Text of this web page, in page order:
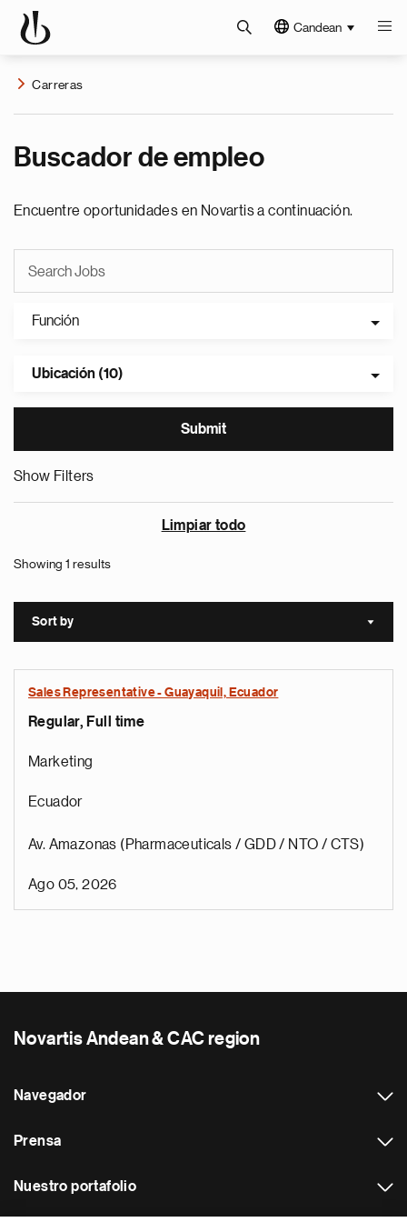
Candean
Carreras
Buscador de empleo
Encuentre oportunidades en Novartis a continuación.
Función
Ubicación (10)
Show Filters
Limpiar todo
Showing 1 results
Sort by Sort
Sales Representative - Guayaquil, Ecuador
Regular, Full time
Marketing
Ecuador
Av. Amazonas (Pharmaceuticals / GDD / NTO / CTS)
Ago 05, 2026
Novartis Andean & CAC region
Navegador
Prensa
Nuestro portafolio